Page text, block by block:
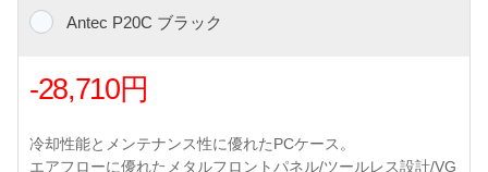
Antec P20C ブラック
-28,710円
冷却性能とメンテナンス性に優れたPCケース。
エアフローに優れたメタルフロントパネル/ツールレス設計/VG